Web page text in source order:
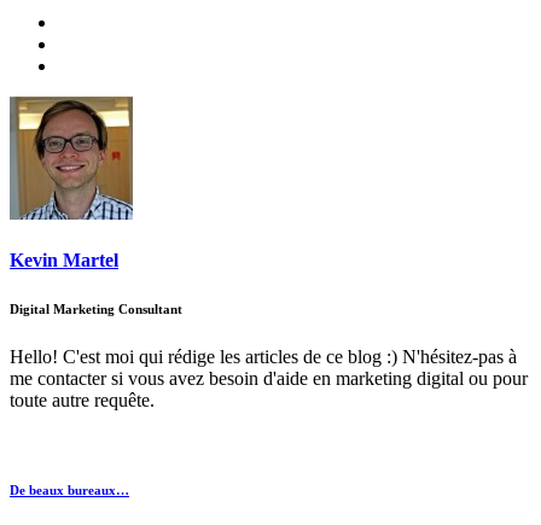
Kevin Martel
Digital Marketing Consultant
Hello! C'est moi qui rédige les articles de ce blog :) N'hésitez-pas à
me contacter si vous avez besoin d'aide en marketing digital ou pour
toute autre requête.
De beaux bureaux…